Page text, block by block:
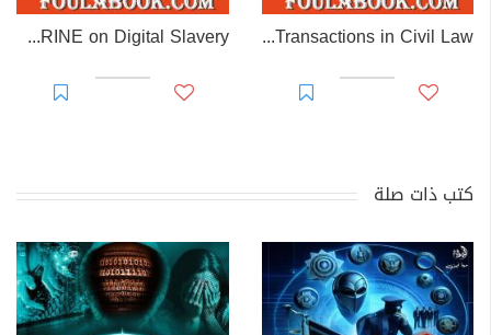
EL RAKHAWI MIND on the Doctrine of Simulation and Sham Transactions in Civil Law
EL-RAKHAWI DOCTRINE on Digital Slavery
كتب ذات صلة